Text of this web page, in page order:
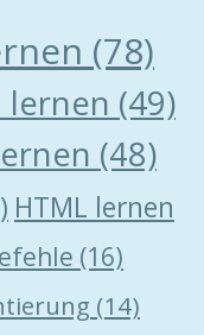
(78)
lernen (49)
(48)
HTML lernen
(16)
(14)